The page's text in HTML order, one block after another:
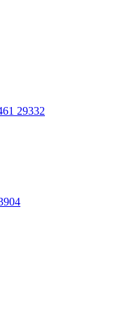
29332